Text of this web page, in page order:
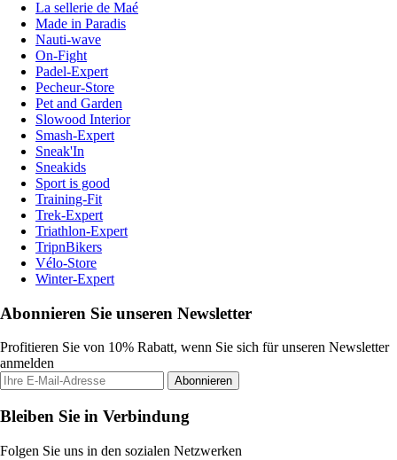
La sellerie de Maé
Made in Paradis
Nauti-wave
On-Fight
Padel-Expert
Pecheur-Store
Pet and Garden
Slowood Interior
Smash-Expert
Sneak'In
Sneakids
Sport is good
Training-Fit
Trek-Expert
Triathlon-Expert
TripnBikers
Vélo-Store
Winter-Expert
Abonnieren Sie unseren Newsletter
Profitieren Sie von 10% Rabatt, wenn Sie sich für unseren Newsletter
anmelden
Abonnieren
Bleiben Sie in Verbindung
Folgen Sie uns in den sozialen Netzwerken